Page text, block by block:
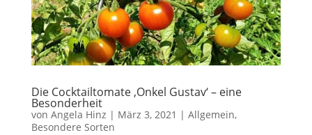
Die Cocktailtomate ‚Onkel Gustav‘ – eine
Besonderheit
von Angela Hinz | März 3, 2021 | Allgemein,
Besondere Sorten